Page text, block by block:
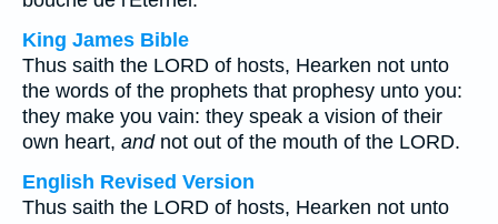
King James Bible
Thus saith the LORD of hosts, Hearken not unto
the words of the prophets that prophesy unto you:
they make you vain: they speak a vision of their
own heart, andnot out of the mouth of the LORD.
English Revised Version
Thus saith the LORD of hosts, Hearken not unto